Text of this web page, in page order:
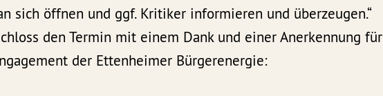
sich öffnen und ggf. Kritiker informieren und überzeugen.“
den Termin mit einem Dank und einer Anerkennung für
der Ettenheimer Bürgerenergie: